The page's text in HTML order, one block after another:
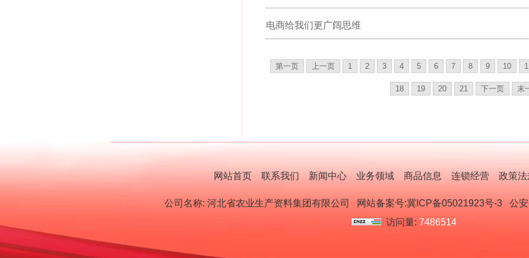
电商给我们更广阔思维
第一页 上一页 1 2 3 4 5 6 7 8 9 10
18 19 20 21 下一页 末
网站首页 联系我们 新闻中心 业务领域 商品信息 连锁经营 政策法
公司名称: 河北省农业生产资料集团有限公司 网站备案号:冀ICP备05021923号-3公安
访问量: 7486514